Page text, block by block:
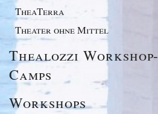
TheaTerra
Theater ohne Mittel
Thealozzi Workshop-
Camps
Workshops